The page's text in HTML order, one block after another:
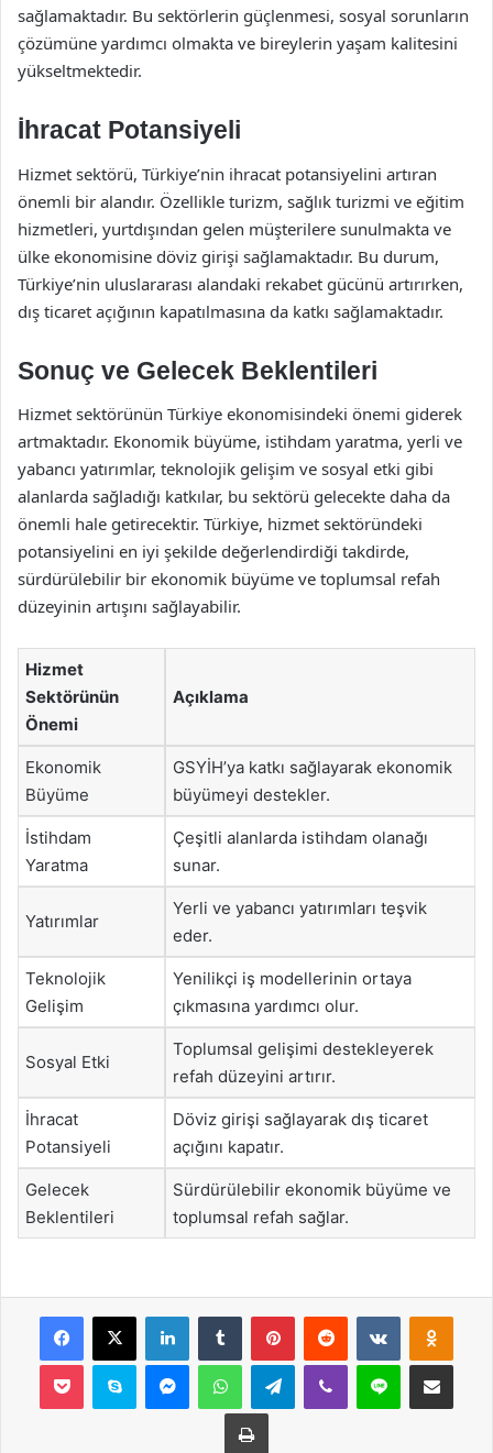
sağlamaktadır. Bu sektörlerin güçlenmesi, sosyal sorunların
çözümüne yardımcı olmakta ve bireylerin yaşam kalitesini
yükseltmektedir.
İhracat Potansiyeli
Hizmet sektörü, Türkiye’nin ihracat potansiyelini artıran
önemli bir alandır. Özellikle turizm, sağlık turizmi ve eğitim
hizmetleri, yurtdışından gelen müşterilere sunulmakta ve
ülke ekonomisine döviz girişi sağlamaktadır. Bu durum,
Türkiye’nin uluslararası alandaki rekabet gücünü artırırken,
dış ticaret açığının kapatılmasına da katkı sağlamaktadır.
Sonuç ve Gelecek Beklentileri
Hizmet sektörünün Türkiye ekonomisindeki önemi giderek
artmaktadır. Ekonomik büyüme, istihdam yaratma, yerli ve
yabancı yatırımlar, teknolojik gelişim ve sosyal etki gibi
alanlarda sağladığı katkılar, bu sektörü gelecekte daha da
önemli hale getirecektir. Türkiye, hizmet sektöründeki
potansiyelini en iyi şekilde değerlendirdiği takdirde,
sürdürülebilir bir ekonomik büyüme ve toplumsal refah
düzeyinin artışını sağlayabilir.
Hizmet
Sektörünün
Önemi
Açıklama
Ekonomik
Büyüme
GSYİH’ya katkı sağlayarak ekonomik
büyümeyi destekler.
İstihdam
Yaratma
Çeşitli alanlarda istihdam olanağı
sunar.
Yatırımlar
Yerli ve yabancı yatırımları teşvik
eder.
Teknolojik
Gelişim
Yenilikçi iş modellerinin ortaya
çıkmasına yardımcı olur.
Sosyal Etki
Toplumsal gelişimi destekleyerek
refah düzeyini artırır.
İhracat
Potansiyeli
Döviz girişi sağlayarak dış ticaret
açığını kapatır.
Gelecek
Beklentileri
Sürdürülebilir ekonomik büyüme ve
toplumsal refah sağlar.
Facebook
X LinkedInTumblr PinterestReddit VKontakte
Pocket Skype MessengerWhatsAppTelegramViber Line E-Posta ile
Yazdır